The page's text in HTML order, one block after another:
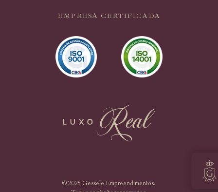
EMPRESA CERTIFICADA
© 2025 Gessele Empreendimentos.